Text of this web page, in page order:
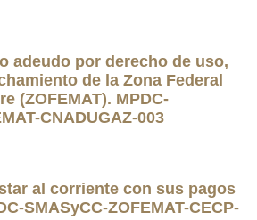
adeudo por derecho de uso,
de la Zona Federal
(ZOFEMAT). MPDC-
CNADUGAZ-003
al corriente con sus pagos
SMASyCC-ZOFEMAT-CECP-